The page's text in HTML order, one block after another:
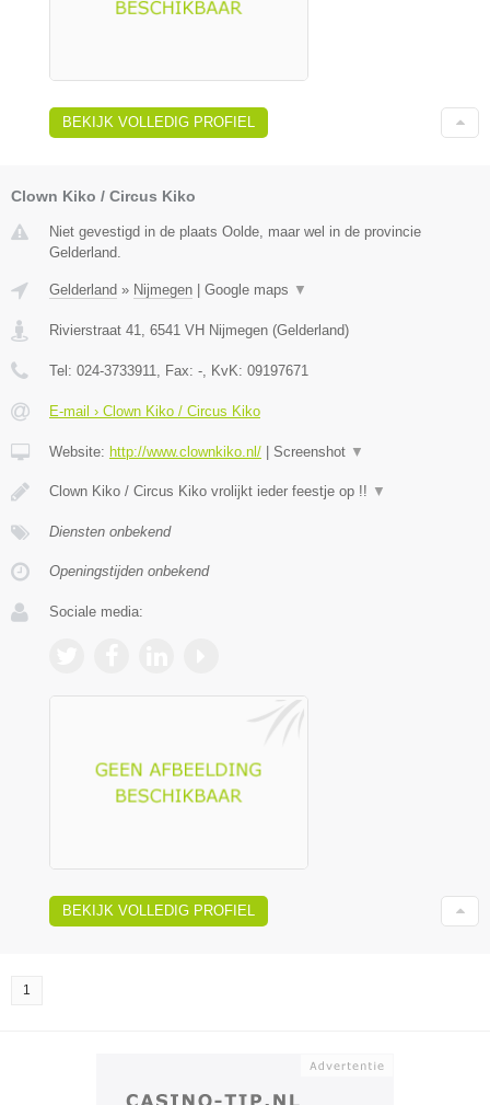
BEKIJK VOLLEDIG PROFIEL
Clown Kiko / Circus Kiko
Niet gevestigd in de plaats Oolde, maar wel in de provincie
Gelderland.
Gelderland » Nijmegen Google maps ▼
Rivierstraat 41, 6541 VH Nijmegen (Gelderland)
Tel: 024-3733911, Fax: -, KvK: 09197671
E-mail › Clown Kiko / Circus Kiko
Website: http://www.clownkiko.nl/ Screenshot ▼
Clown Kiko / Circus Kiko vrolijkt ieder feestje op !! ▼
Diensten onbekend
Openingstijden onbekend
Sociale media:
BEKIJK VOLLEDIG PROFIEL
1